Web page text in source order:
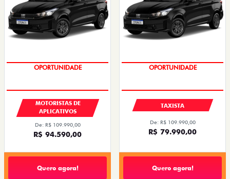
OPORTUNIDADE
MOTORISTAS DE
APLICATIVOS
De: R$ 109.990,00
R$ 94.590,00
Quero agora!
OPORTUNIDADE
TAXISTA
De: R$ 109.990,00
R$ 79.990,00
Quero agora!